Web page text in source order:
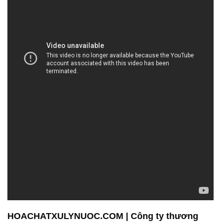
HOACHATXULYNUOC.COM | Công ty thương